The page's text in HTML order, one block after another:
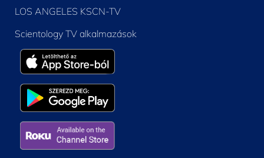
LOS ANGELES KSCN-TV
Scientology TV alkalmazások